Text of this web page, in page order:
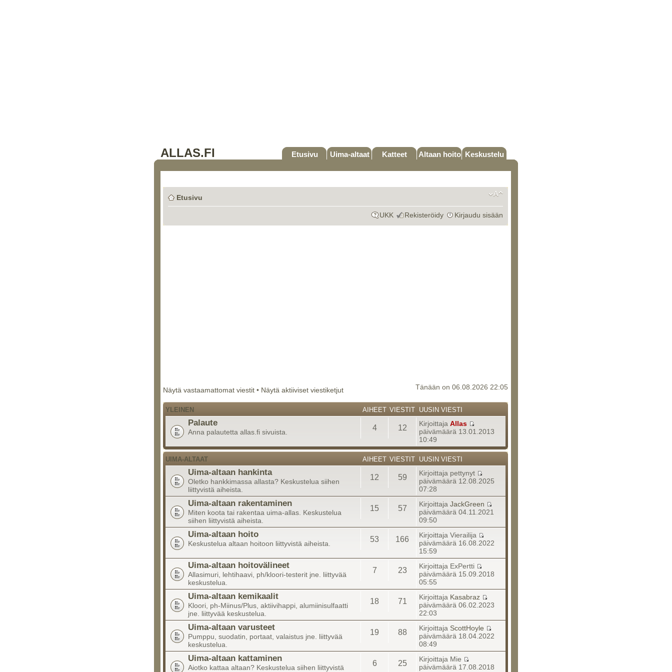
ALLAS.FI Etusivu Uima-altaat Katteet Altaan hoito Keskustelu
Etusivu
UKK Rekisteröidy Kirjaudu sisään
Tänään on 06.08.2026 22:05
Näytä vastaamattomat viestit • Näytä aktiiviset viestiketjut
YLEINEN AIHEET VIESTIT UUSIN VIESTI
Palaute
Anna palautetta allas.fi sivuista. 4 12 Kirjoittaja Allas
päivämäärä 13.01.2013
10:49
UIMA-ALTAAT AIHEET VIESTIT UUSIN VIESTI
Uima-altaan hankinta
Oletko hankkimassa allasta? Keskustelua siihen
liittyvistä aiheista.
12 59
Kirjoittaja pettynyt
päivämäärä 12.08.2025
07:28
Uima-altaan rakentaminen
Miten koota tai rakentaa uima-allas. Keskustelua
siihen liittyvistä aiheista.
15 57 Kirjoittaja JackGreen
päivämäärä 04.11.2021
09:50
Uima-altaan hoito
Keskustelua altaan hoitoon liittyvistä aiheista. 53 166
Kirjoittaja Vierailija
päivämäärä 16.08.2022
15:59
Uima-altaan hoitovälineet
Allasimuri, lehtihaavi, ph/kloori-testerit jne. liittyvää
keskustelua.
7 23
Kirjoittaja ExPertti
päivämäärä 15.09.2018
05:55
Uima-altaan kemikaalit
Kloori, ph-Miinus/Plus, aktiivihappi, alumiinisulfaatti
jne. liittyvää keskustelua.
18 71 Kirjoittaja Kasabraz
päivämäärä 06.02.2023
22:03
Uima-altaan varusteet
Pumppu, suodatin, portaat, valaistus jne. liittyvää
keskustelua.
19 88 Kirjoittaja ScottHoyle
päivämäärä 18.04.2022
08:49
Uima-altaan kattaminen
Aiotko kattaa altaan? Keskustelua siihen liittyvistä
6 25
Kirjoittaja Mie
päivämäärä 17.08.2018